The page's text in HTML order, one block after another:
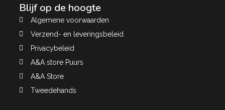
Blijf op de hoogte
Algemene voorwaarden
Verzend- en leveringsbeleid
Privacybeleid
A&A store Puurs
A&A Store
Tweedehands